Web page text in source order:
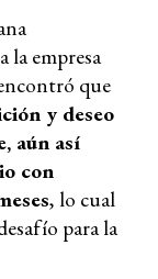
la empresa
que
y deseo
aún así
con
, lo cual
para la